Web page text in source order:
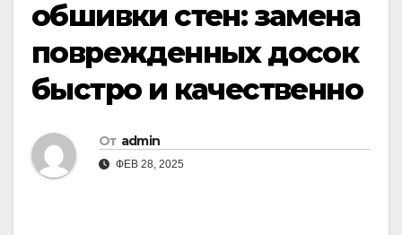
обшивки стен: замена
поврежденных досок
быстро и качественно
От admin
ФЕВ 28, 2025